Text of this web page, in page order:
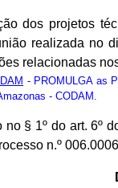
dos projetos
realizada no
relacionadas
- PROMULGA as
- CODAM.
§ 1º do art. 6º
n.º